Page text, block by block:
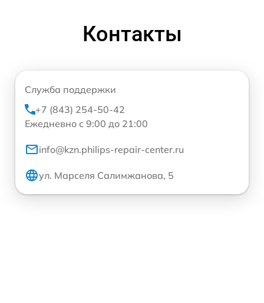
Контакты
Служба поддержки
+7 (843) 254-50-42
Ежедневно с 9:00 до 21:00
info@kzn.philips-repair-center.ru
ул. Марселя Салимжанова, 5